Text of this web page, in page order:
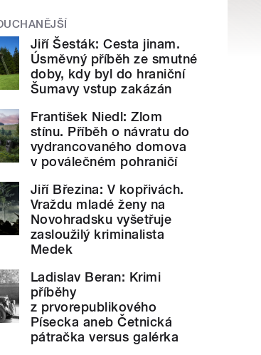
Jiří Šesták: Cesta jinam.
Úsměvný příběh ze smutné
doby, kdy byl do hraniční
Šumavy vstup zakázán
František Niedl: Zlom
stínu. Příběh o návratu do
vydrancovaného domova
v poválečném pohraničí
Jiří Březina: V kopřivách.
Vraždu mladé ženy na
Novohradsku vyšetřuje
zasloužilý kriminalista
Medek
Ladislav Beran: Krimi
příběhy
z prvorepublikového
Písecka aneb Četnická
pátračka versus galérka